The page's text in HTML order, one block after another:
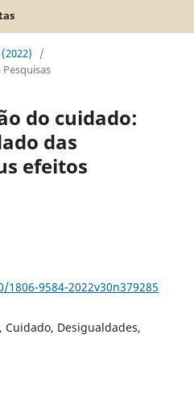
/
do cuidado:
das
efeitos
9584-2022v30n379285
Cuidado, Desigualdades,